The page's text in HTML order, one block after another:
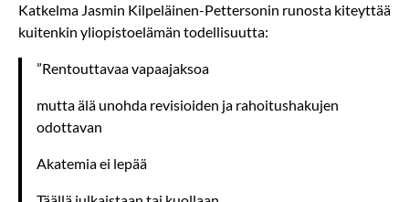
Katkelma Jasmin Kilpeläinen-Pettersonin runosta kiteyttää
kuitenkin yliopistoelämän todellisuutta:
”Rentouttavaa vapaajaksoa
mutta älä unohda revisioiden ja rahoitushakujen
odottavan
Akatemia ei lepää